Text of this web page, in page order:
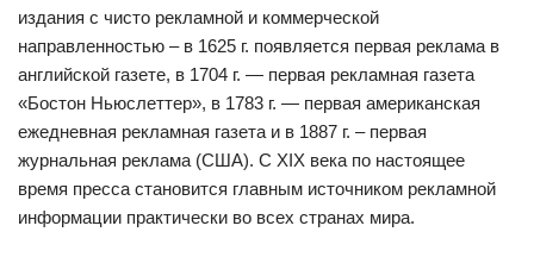
издания с чисто рекламной и коммерческой
направленностью – в 1625 г. появляется первая реклама в
английской газете, в 1704 г. — первая рекламная газета
«Бостон Ньюслеттер», в 1783 г. — первая американская
ежедневная рекламная газета и в 1887 г. – первая
журнальная реклама (США). С ХIХ века по настоящее
время пресса становится главным источником рекламной
информации практически во всех странах мира.